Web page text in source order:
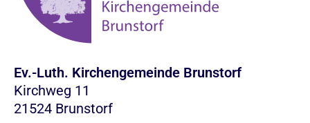
Ev.-Luth. Kirchengemeinde Brunstorf
Kirchweg 11
21524 Brunstorf